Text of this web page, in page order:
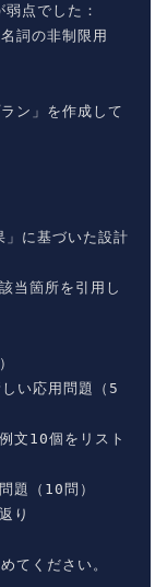
点でした：
詞の非制限用
ン」を作成して
」に基づいた設計
当箇所を引用し
い応用問題（5
文10個をリスト
題（10問）
り
てください。